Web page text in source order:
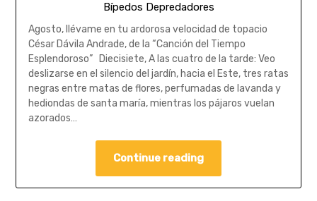
Bípedos Depredadores
Agosto, llévame en tu ardorosa velocidad de topacio
César Dávila Andrade, de la “Canción del Tiempo
Esplendoroso” Diecisiete, A las cuatro de la tarde: Veo
deslizarse en el silencio del jardín, hacia el Este, tres ratas
negras entre matas de flores, perfumadas de lavanda y
hediondas de santa maría, mientras los pájaros vuelan
azorados…
Continue reading